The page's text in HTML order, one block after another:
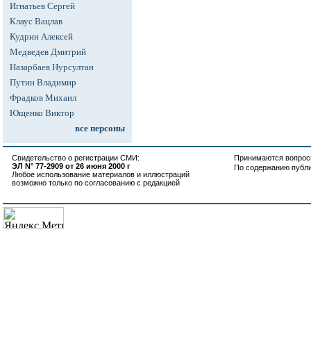
Игнатьев Сергей
Клаус Вацлав
Кудрин Алексей
Медведев Дмитрий
Назарбаев Нурсултан
Путин Владимир
Фрадков Михаил
Ющенко Виктор
все персоны
Свидетельство о регистрации СМИ:
ЭЛ N° 77-2909 от 26 июня 2000 г
Любое использование материалов и иллюстраций
возможно только по согласованию с редакцией
Принимаются
По содержанию